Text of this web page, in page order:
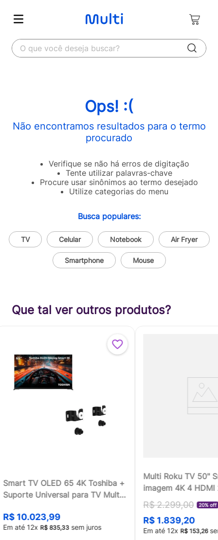
O que você deseja buscar?
Ops! :(
Não encontramos resultados para o termo
procurado
Verifique se não há erros de digitação
Tente utilizar palavras-chave
Procure usar sinônimos ao termo desejado
Utilize categorias do menu
Busca populares:
TV Celular Notebook Air Fryer
Smartphone Mouse
Que tal ver outros produtos?
Smart TV OLED 65 4K Toshiba +
Suporte Universal para TV Multi
R$ 10.023,99
Em até 12x R$ 835,33 sem juros
Multi Roku TV 50"
imagem 4K 4 HDMI
compatível com
Home -
[Reembalado]
R$ 2.299,00 20% off
R$ 1.839,20
Em até 12x R$ 153,26